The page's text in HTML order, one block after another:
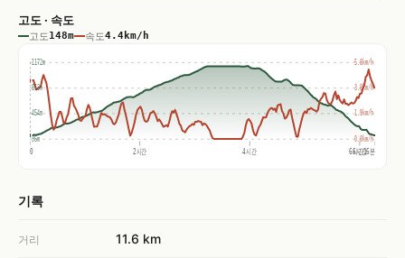
고도 · 속도
고도148m 속도4.4km/h
0 2시간 4시간 6시간
6시간16분
1172m
813m
454m
96m
5.8km/h
3.8km/h
1.9km/h
0.0km/h
기록
거리 11.6 km